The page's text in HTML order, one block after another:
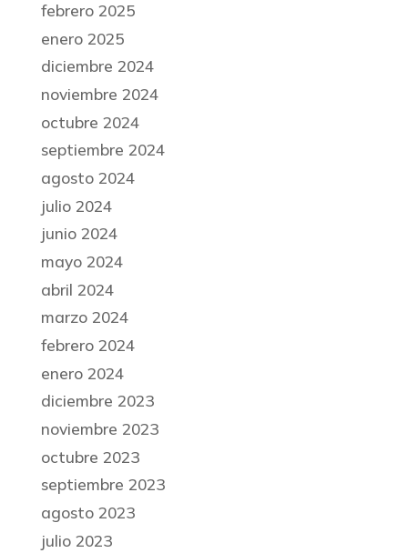
febrero 2025
enero 2025
diciembre 2024
noviembre 2024
octubre 2024
septiembre 2024
agosto 2024
julio 2024
junio 2024
mayo 2024
abril 2024
marzo 2024
febrero 2024
enero 2024
diciembre 2023
noviembre 2023
octubre 2023
septiembre 2023
agosto 2023
julio 2023